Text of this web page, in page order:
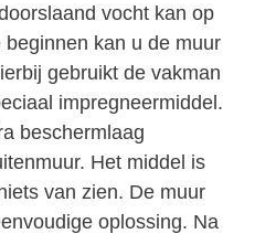
vocht kan op
kan u de muur
gebruikt de vakman
impregneermiddel.
beschermlaag
Het middel is
van zien. De muur
oplossing. Na